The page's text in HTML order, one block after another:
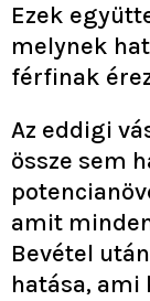
Ezek
melynek
férfinak
Az eddigi
össze sem
amit
Bevétel
hatása, ami